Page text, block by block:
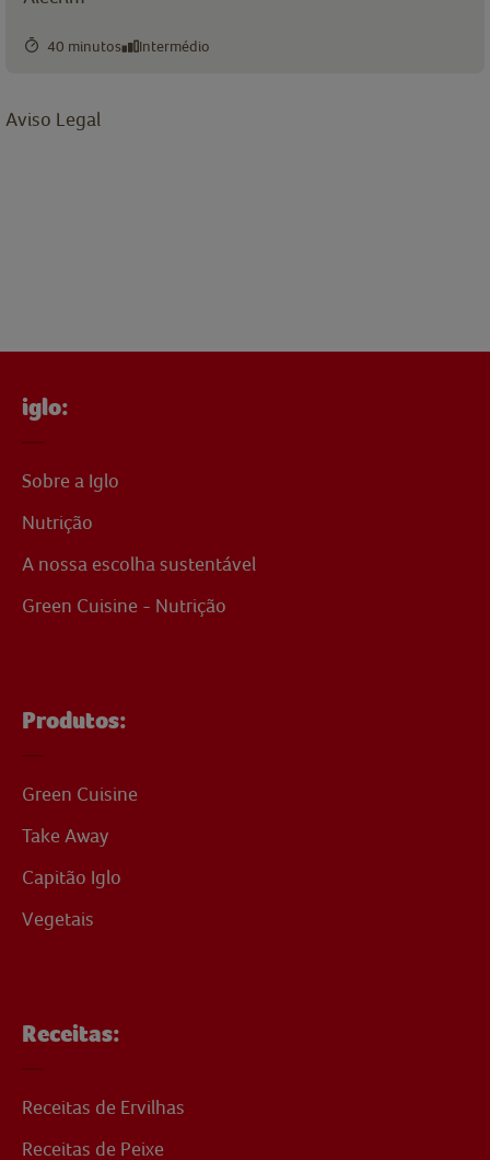
40 minutos Intermédio
Aviso Legal
iglo:
Sobre a Iglo
Nutrição
A nossa escolha sustentável
Green Cuisine - Nutrição
Produtos:
Green Cuisine
Take Away
Capitão Iglo
Vegetais
Receitas:
Receitas de Ervilhas
Receitas de Peixe